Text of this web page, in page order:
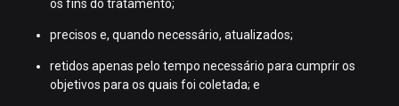
os fins do tratamento;
precisos e, quando necessário, atualizados;
retidos apenas pelo tempo necessário para cumprir os
objetivos para os quais foi coletada; e